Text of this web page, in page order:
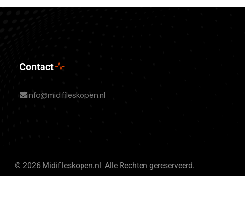
Contact
info@midifileskopen.nl
© 2026 Midifileskopen.nl. Alle Rechten gereserveerd.